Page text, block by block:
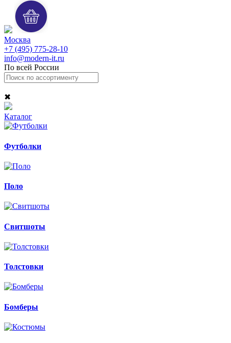
Москва
+7 (495) 775-28-10
info@modern-it.ru
По всей России
✖
Каталог
Футболки
Поло
Свитшоты
Толстовки
Бомберы